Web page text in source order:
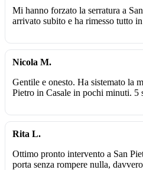
Mi hanno forzato la serratura a
arrivato subito e ha rimesso tutto
Nicola M.
Gentile e onesto. Ha sistemato la
Pietro in Casale in pochi minuti. 5
Rita L.
Ottimo pronto intervento a San
porta senza rompere nulla,